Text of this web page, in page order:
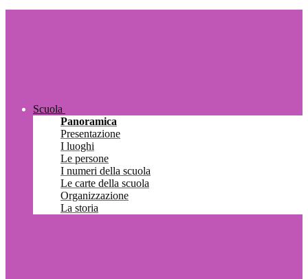
Scuola
Panoramica
Presentazione
I luoghi
Le persone
I numeri della scuola
Le carte della scuola
Organizzazione
La storia